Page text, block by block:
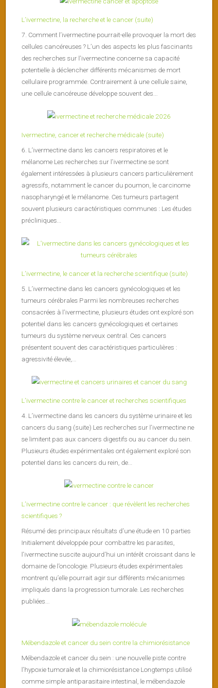
L’ivermectine, la recherche et le cancer (suite)
7. Comment l’ivermectine pourrait-elle provoquer la mort des
cellules cancéreuses ? L’un des aspects les plus fascinants
des recherches sur l’ivermectine concerne sa capacité
potentielle à déclencher différents mécanismes de mort
cellulaire programmée. Contrairement à une cellule saine,
une cellule cancéreuse développe souvent des...
Ivermectine, cancer et recherche médicale (suite)
6. L’ivermectine dans les cancers respiratoires et le
mélanome Les recherches sur l’ivermectine se sont
également intéressées à plusieurs cancers particulièrement
agressifs, notamment le cancer du poumon, le carcinome
nasopharyngé et le mélanome. Ces tumeurs partagent
souvent plusieurs caractéristiques communes : Les études
précliniques...
L’ivermectine, le cancer et la recherche scientifique (suite)
5. L’ivermectine dans les cancers gynécologiques et les
tumeurs cérébrales Parmi les nombreuses recherches
consacrées à l’ivermectine, plusieurs études ont exploré son
potentiel dans les cancers gynécologiques et certaines
tumeurs du système nerveux central. Ces cancers
présentent souvent des caractéristiques particulières :
agressivité élevée,...
L’ivermectine contre le cancer et recherches scientifiques
4. L’ivermectine dans les cancers du système urinaire et les
cancers du sang (suite) Les recherches sur l’ivermectine ne
se limitent pas aux cancers digestifs ou au cancer du sein.
Plusieurs études expérimentales ont également exploré son
potentiel dans les cancers du rein, de...
L’ivermectine contre le cancer : que révèlent les recherches
scientifiques ?
Résumé des principaux résultats d’une étude en 10 parties
Initialement développée pour combattre les parasites,
l’ivermectine suscite aujourd’hui un intérêt croissant dans le
domaine de l’oncologie. Plusieurs études expérimentales
montrent qu’elle pourrait agir sur différents mécanismes
impliqués dans la progression tumorale. Les recherches
publiées...
Mébendazole et cancer du sein contre la chimiorésistance
Mébendazole et cancer du sein : une nouvelle piste contre
l’hypoxie tumorale et la chimiorésistance Longtemps utilisé
comme simple antiparasitaire intestinal, le mébendazole